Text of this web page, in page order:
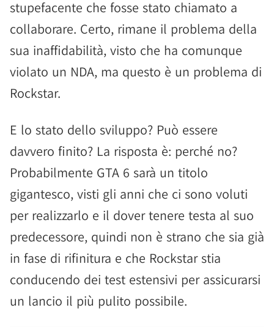
stupefacente che fosse stato chiamato a
collaborare. Certo, rimane il problema della
sua inaffidabilità, visto che ha comunque
violato un NDA, ma questo è un problema di
Rockstar.
E lo stato dello sviluppo? Può essere
davvero finito? La risposta è: perché no?
Probabilmente GTA 6 sarà un titolo
gigantesco, visti gli anni che ci sono voluti
per realizzarlo e il dover tenere testa al suo
predecessore, quindi non è strano che sia già
in fase di rifinitura e che Rockstar stia
conducendo dei test estensivi per assicurarsi
un lancio il più pulito possibile.